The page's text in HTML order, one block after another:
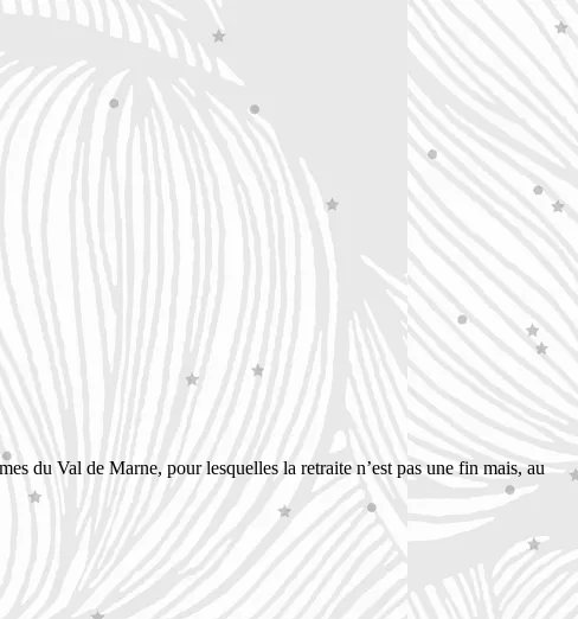
du Val de Marne, pour lesquelles la retraite n’est pas une fin mais, au